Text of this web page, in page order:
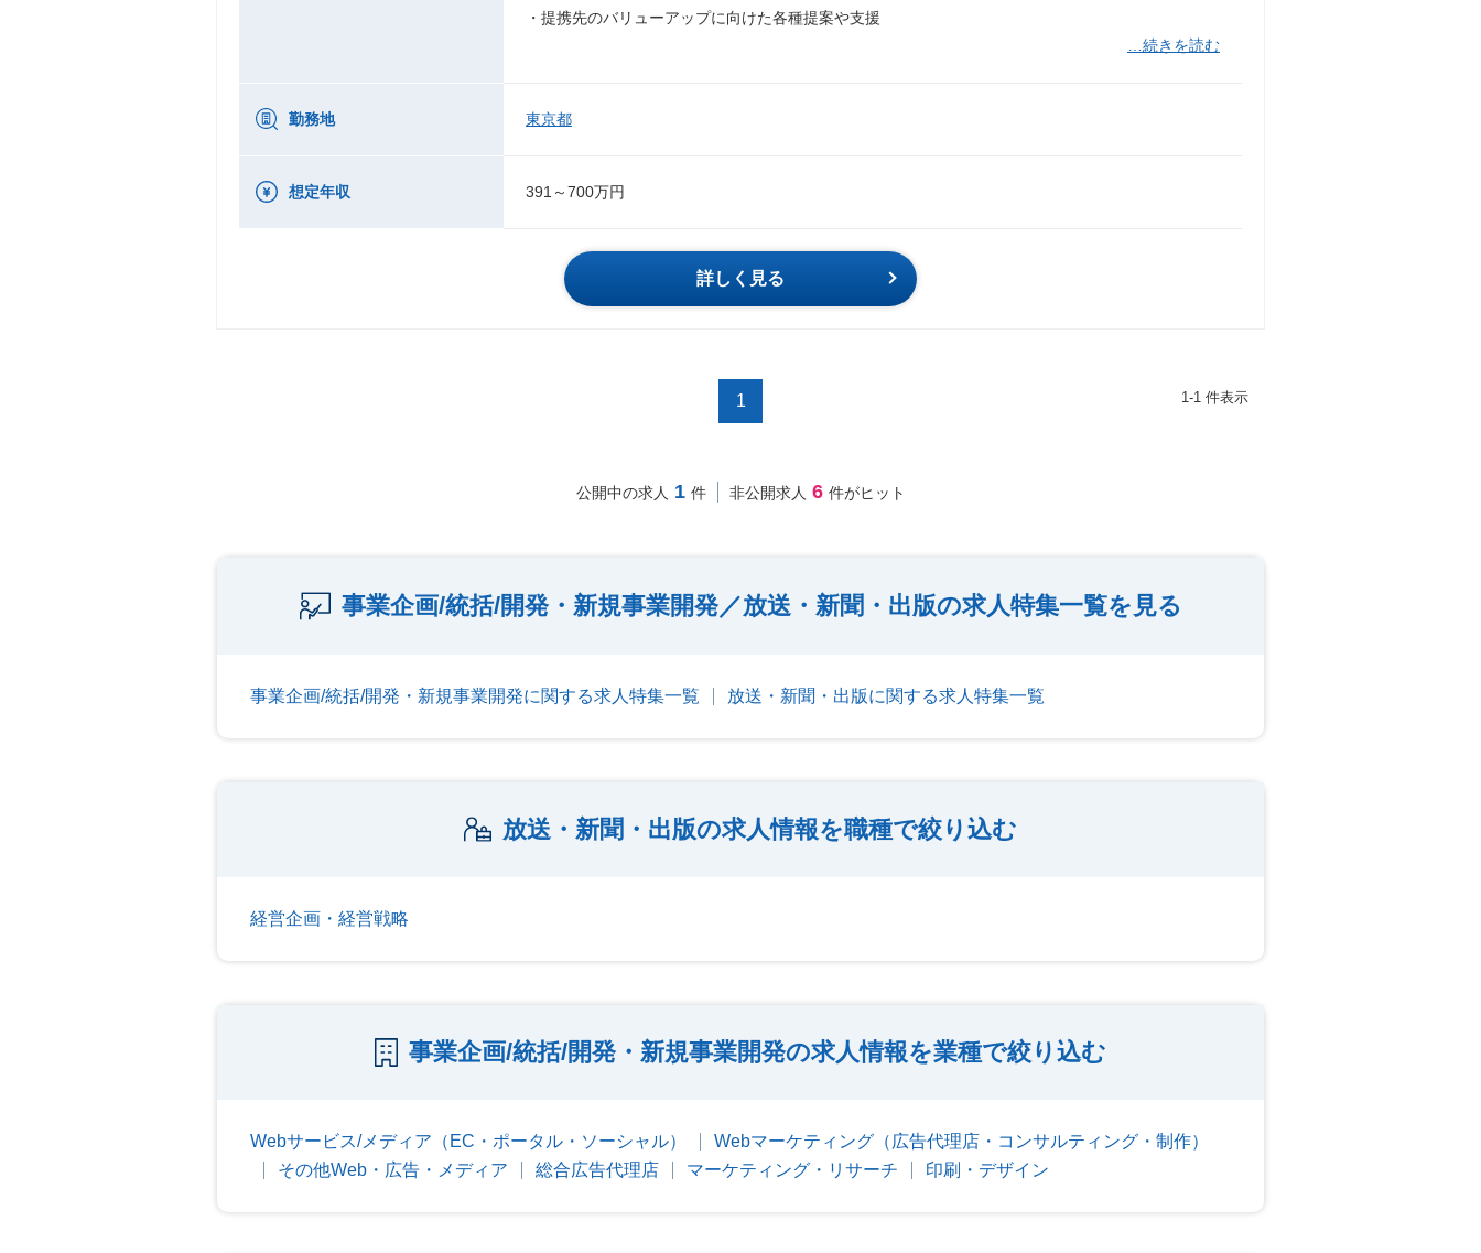
・提携先のバリューアップに向けた各種提案や支援
…続きを読む
勤務地 東京都
想定年収 391～700万円
詳しく見る
1 1-1 件表示
公開中の求人 1 件 非公開求人 6 件がヒット
事業企画/統括/開発・新規事業開発／放送・新聞・出版の求人特集一覧を見る
事業企画/統括/開発・新規事業開発に関する求人特集一覧 放送・新聞・出版に関する求人特集一覧
放送・新聞・出版の求人情報を職種で絞り込む
経営企画・経営戦略
事業企画/統括/開発・新規事業開発の求人情報を業種で絞り込む
Webサービス/メディア（EC・ポータル・ソーシャル）
Webマーケティング（広告代理店・コンサルティング・制作）
その他Web・広告・メディア
総合広告代理店 マーケティング・リサーチ 印刷・デザイン